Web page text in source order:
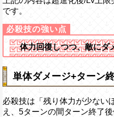
です。
体力回復しつつ、敵にダ
単体ダメージ+ターン
必殺技は「残り体力が少ない
え、5ターンの間ターン終了